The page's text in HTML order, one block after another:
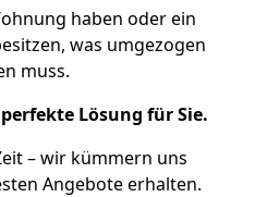
haben oder ein
was umgezogen
muss.
Lösung für Sie.
– wir kümmern uns
Angebote erhalten.